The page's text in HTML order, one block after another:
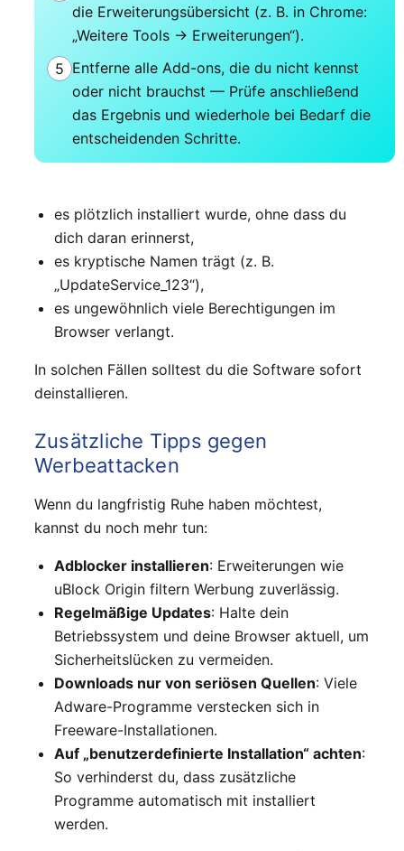
die Erweiterungsübersicht (z. B. in Chrome:
„Weitere Tools → Erweiterungen“).
5 Entferne alle Add-ons, die du nicht kennst
oder nicht brauchst — Prüfe anschließend
das Ergebnis und wiederhole bei Bedarf die
entscheidenden Schritte.
es plötzlich installiert wurde, ohne dass du
dich daran erinnerst,
es kryptische Namen trägt (z. B.
„UpdateService_123“),
es ungewöhnlich viele Berechtigungen im
Browser verlangt.
In solchen Fällen solltest du die Software sofort
deinstallieren.
Zusätzliche Tipps gegen
Werbeattacken
Wenn du langfristig Ruhe haben möchtest,
kannst du noch mehr tun:
Adblocker installieren: Erweiterungen wie
uBlock Origin filtern Werbung zuverlässig.
Regelmäßige Updates: Halte dein
Betriebssystem und deine Browser aktuell, um
Sicherheitslücken zu vermeiden.
Downloads nur von seriösen Quellen: Viele
Adware-Programme verstecken sich in
Freeware-Installationen.
Auf „benutzerdefinierte Installation“ achten:
So verhinderst du, dass zusätzliche
Programme automatisch mit installiert
werden.